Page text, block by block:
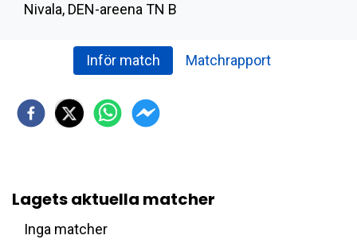
Nivala, DEN-areena TN B
Inför match Matchrapport
Lagets aktuella matcher
Inga matcher